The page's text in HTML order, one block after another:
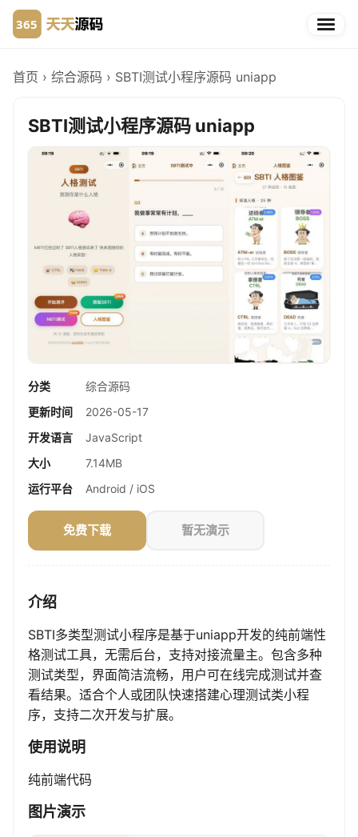
首页 › 综合源码 › SBTI测试小程序源码 uniapp
SBTI测试小程序源码 uniapp
分类
综合源码
更新时间
2026-05-17
开发语言
JavaScript
大小
7.14MB
运行平台
Android / iOS
免费下载 暂无演示
介绍
SBTI多类型测试小程序是基于uniapp开发的纯前端性
格测试工具，无需后台，支持对接流量主。包含多种
测试类型，界面简洁流畅，用户可在线完成测试并查
看结果。适合个人或团队快速搭建心理测试类小程
序，支持二次开发与扩展。
使用说明
纯前端代码
图片演示